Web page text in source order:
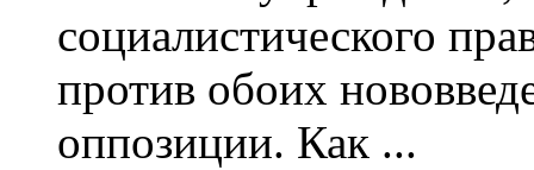
социалистического
против обоих
оппозиции. Как ...